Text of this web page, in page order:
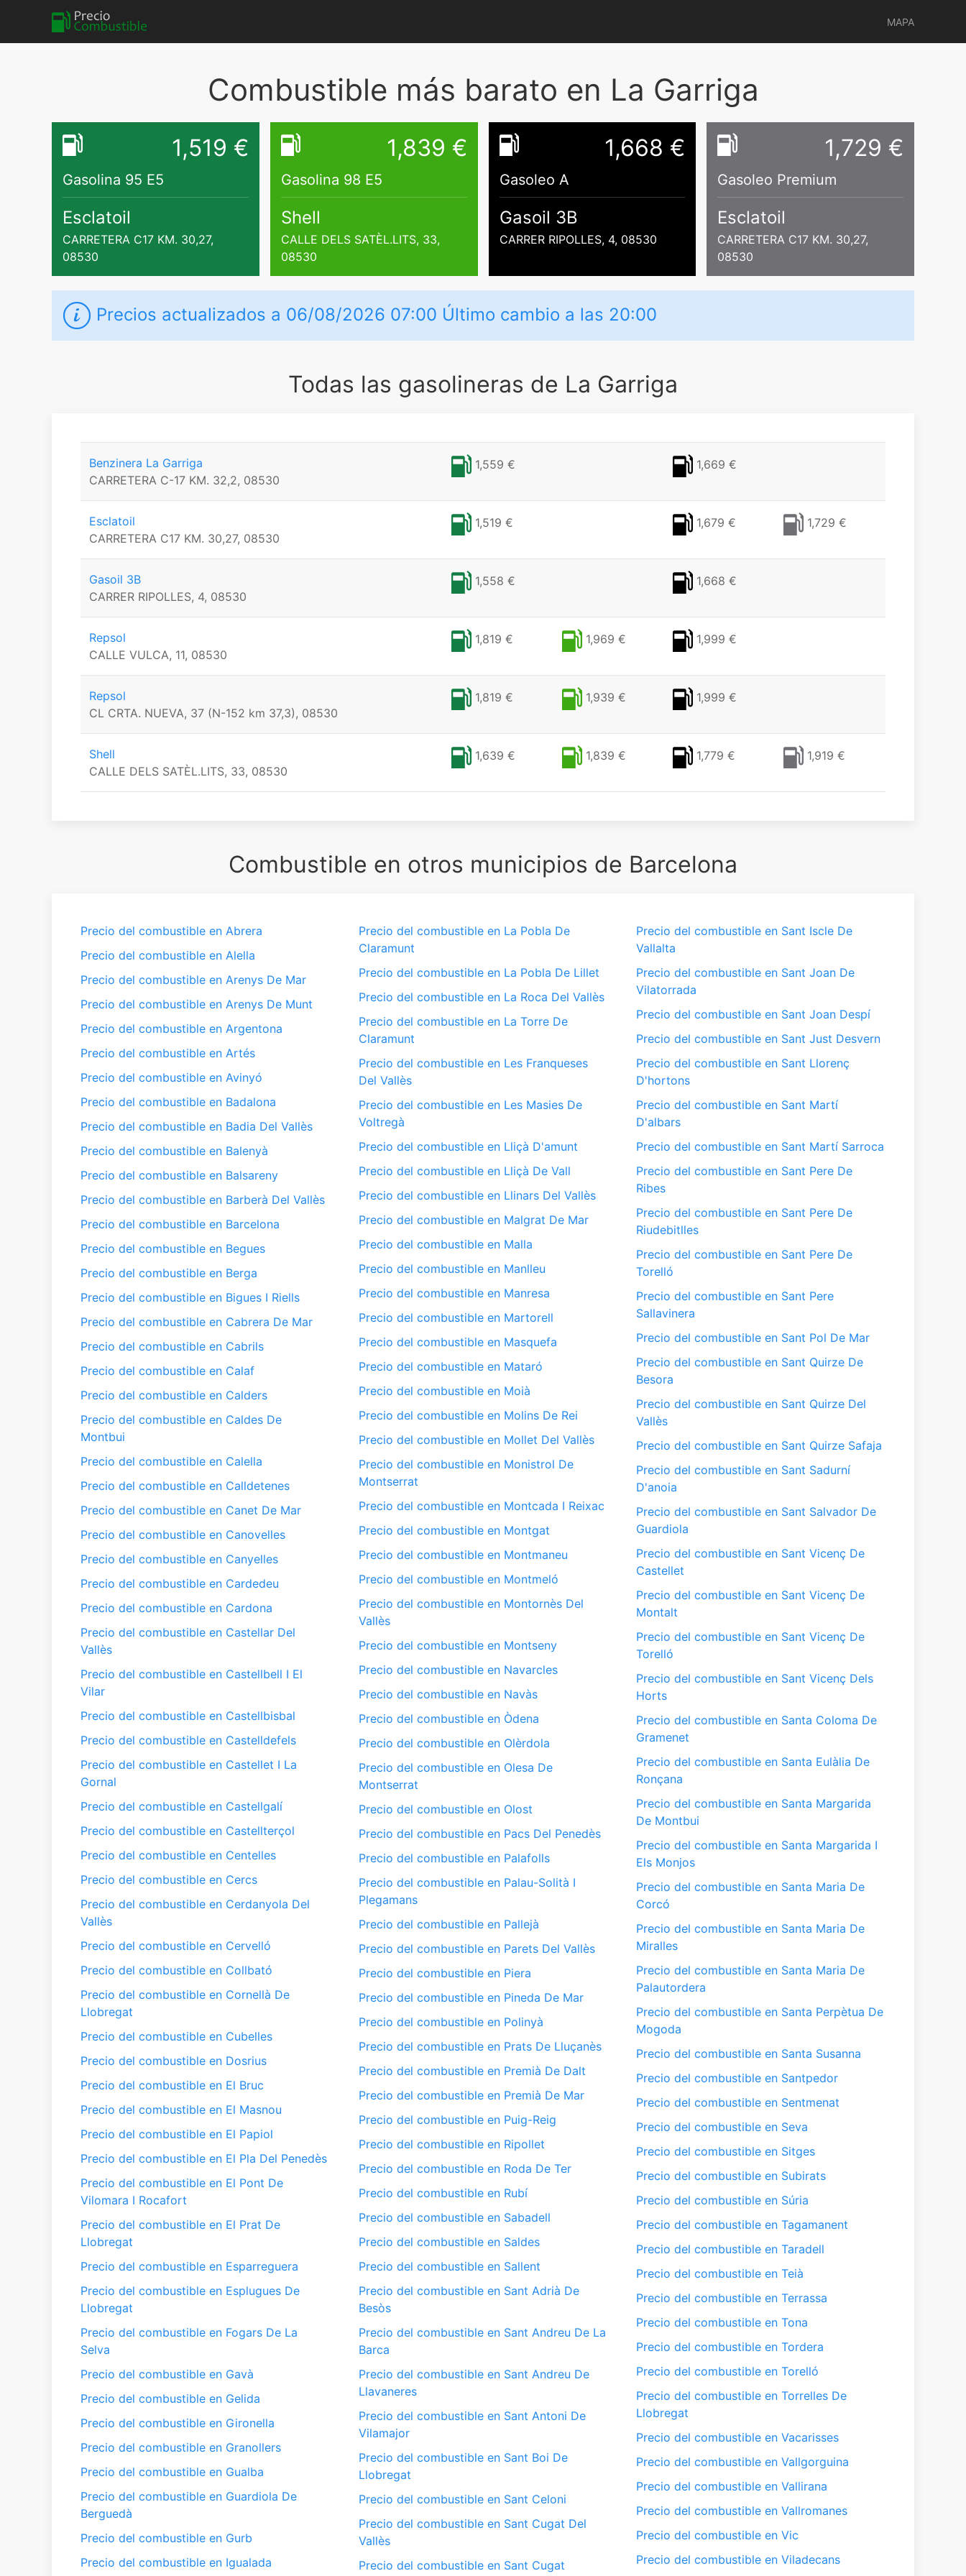
MAPA
Combustible más barato en La Garriga
1,519 €
Gasolina 95 E5
Esclatoil
CARRETERA C17 KM. 30,27,
08530
1,839 €
Gasolina 98 E5
Shell
CALLE DELS SATÈL.LITS, 33,
08530
1,668 €
Gasoleo A
Gasoil 3B
CARRER RIPOLLES, 4, 08530
1,729 €
Gasoleo Premium
Esclatoil
CARRETERA C17 KM. 30,27,
08530
Precios actualizados a 06/08/2026 07:00 Último cambio a las 20:00
Todas las gasolineras de La Garriga
Benzinera La Garriga
CARRETERA C-17 KM. 32,2, 08530
1,559 € 1,669 €
Esclatoil
CARRETERA C17 KM. 30,27, 08530
1,519 € 1,679 € 1,729 €
Gasoil 3B
CARRER RIPOLLES, 4, 08530
1,558 € 1,668 €
Repsol
CALLE VULCA, 11, 08530
1,819 € 1,969 € 1,999 €
Repsol
CL CRTA. NUEVA, 37 (N-152 km 37,3), 08530
1,819 € 1,939 € 1,999 €
Shell
CALLE DELS SATÈL.LITS, 33, 08530
1,639 € 1,839 € 1,779 € 1,919 €
Combustible en otros municipios de Barcelona
Precio del combustible en Abrera
Precio del combustible en Alella
Precio del combustible en Arenys De Mar
Precio del combustible en Arenys De Munt
Precio del combustible en Argentona
Precio del combustible en Artés
Precio del combustible en Avinyó
Precio del combustible en Badalona
Precio del combustible en Badia Del Vallès
Precio del combustible en Balenyà
Precio del combustible en Balsareny
Precio del combustible en Barberà Del Vallès
Precio del combustible en Barcelona
Precio del combustible en Begues
Precio del combustible en Berga
Precio del combustible en Bigues I Riells
Precio del combustible en Cabrera De Mar
Precio del combustible en Cabrils
Precio del combustible en Calaf
Precio del combustible en Calders
Precio del combustible en Caldes De
Montbui
Precio del combustible en Calella
Precio del combustible en Calldetenes
Precio del combustible en Canet De Mar
Precio del combustible en Canovelles
Precio del combustible en Canyelles
Precio del combustible en Cardedeu
Precio del combustible en Cardona
Precio del combustible en Castellar Del
Vallès
Precio del combustible en Castellbell I El
Vilar
Precio del combustible en Castellbisbal
Precio del combustible en Castelldefels
Precio del combustible en Castellet I La
Gornal
Precio del combustible en Castellgalí
Precio del combustible en Castellterçol
Precio del combustible en Centelles
Precio del combustible en Cercs
Precio del combustible en Cerdanyola Del
Vallès
Precio del combustible en Cervelló
Precio del combustible en Collbató
Precio del combustible en Cornellà De
Llobregat
Precio del combustible en Cubelles
Precio del combustible en Dosrius
Precio del combustible en El Bruc
Precio del combustible en El Masnou
Precio del combustible en El Papiol
Precio del combustible en El Pla Del Penedès
Precio del combustible en El Pont De
Vilomara I Rocafort
Precio del combustible en El Prat De
Llobregat
Precio del combustible en Esparreguera
Precio del combustible en Esplugues De
Llobregat
Precio del combustible en Fogars De La
Selva
Precio del combustible en Gavà
Precio del combustible en Gelida
Precio del combustible en Gironella
Precio del combustible en Granollers
Precio del combustible en Gualba
Precio del combustible en Guardiola De
Berguedà
Precio del combustible en Gurb
Precio del combustible en Igualada
Precio del combustible en La Pobla De
Claramunt
Precio del combustible en La Pobla De Lillet
Precio del combustible en La Roca Del Vallès
Precio del combustible en La Torre De
Claramunt
Precio del combustible en Les Franqueses
Del Vallès
Precio del combustible en Les Masies De
Voltregà
Precio del combustible en Lliçà D'amunt
Precio del combustible en Lliçà De Vall
Precio del combustible en Llinars Del Vallès
Precio del combustible en Malgrat De Mar
Precio del combustible en Malla
Precio del combustible en Manlleu
Precio del combustible en Manresa
Precio del combustible en Martorell
Precio del combustible en Masquefa
Precio del combustible en Mataró
Precio del combustible en Moià
Precio del combustible en Molins De Rei
Precio del combustible en Mollet Del Vallès
Precio del combustible en Monistrol De
Montserrat
Precio del combustible en Montcada I Reixac
Precio del combustible en Montgat
Precio del combustible en Montmaneu
Precio del combustible en Montmeló
Precio del combustible en Montornès Del
Vallès
Precio del combustible en Montseny
Precio del combustible en Navarcles
Precio del combustible en Navàs
Precio del combustible en Òdena
Precio del combustible en Olèrdola
Precio del combustible en Olesa De
Montserrat
Precio del combustible en Olost
Precio del combustible en Pacs Del Penedès
Precio del combustible en Palafolls
Precio del combustible en Palau-Solità I
Plegamans
Precio del combustible en Pallejà
Precio del combustible en Parets Del Vallès
Precio del combustible en Piera
Precio del combustible en Pineda De Mar
Precio del combustible en Polinyà
Precio del combustible en Prats De Lluçanès
Precio del combustible en Premià De Dalt
Precio del combustible en Premià De Mar
Precio del combustible en Puig-Reig
Precio del combustible en Ripollet
Precio del combustible en Roda De Ter
Precio del combustible en Rubí
Precio del combustible en Sabadell
Precio del combustible en Saldes
Precio del combustible en Sallent
Precio del combustible en Sant Adrià De
Besòs
Precio del combustible en Sant Andreu De La
Barca
Precio del combustible en Sant Andreu De
Llavaneres
Precio del combustible en Sant Antoni De
Vilamajor
Precio del combustible en Sant Boi De
Llobregat
Precio del combustible en Sant Celoni
Precio del combustible en Sant Cugat Del
Vallès
Precio del combustible en Sant Cugat
Precio del combustible en Sant Iscle De
Vallalta
Precio del combustible en Sant Joan De
Vilatorrada
Precio del combustible en Sant Joan Despí
Precio del combustible en Sant Just Desvern
Precio del combustible en Sant Llorenç
D'hortons
Precio del combustible en Sant Martí
D'albars
Precio del combustible en Sant Martí Sarroca
Precio del combustible en Sant Pere De
Ribes
Precio del combustible en Sant Pere De
Riudebitlles
Precio del combustible en Sant Pere De
Torelló
Precio del combustible en Sant Pere
Sallavinera
Precio del combustible en Sant Pol De Mar
Precio del combustible en Sant Quirze De
Besora
Precio del combustible en Sant Quirze Del
Vallès
Precio del combustible en Sant Quirze Safaja
Precio del combustible en Sant Sadurní
D'anoia
Precio del combustible en Sant Salvador De
Guardiola
Precio del combustible en Sant Vicenç De
Castellet
Precio del combustible en Sant Vicenç De
Montalt
Precio del combustible en Sant Vicenç De
Torelló
Precio del combustible en Sant Vicenç Dels
Horts
Precio del combustible en Santa Coloma De
Gramenet
Precio del combustible en Santa Eulàlia De
Ronçana
Precio del combustible en Santa Margarida
De Montbui
Precio del combustible en Santa Margarida I
Els Monjos
Precio del combustible en Santa Maria De
Corcó
Precio del combustible en Santa Maria De
Miralles
Precio del combustible en Santa Maria De
Palautordera
Precio del combustible en Santa Perpètua De
Mogoda
Precio del combustible en Santa Susanna
Precio del combustible en Santpedor
Precio del combustible en Sentmenat
Precio del combustible en Seva
Precio del combustible en Sitges
Precio del combustible en Subirats
Precio del combustible en Súria
Precio del combustible en Tagamanent
Precio del combustible en Taradell
Precio del combustible en Teià
Precio del combustible en Terrassa
Precio del combustible en Tona
Precio del combustible en Tordera
Precio del combustible en Torelló
Precio del combustible en Torrelles De
Llobregat
Precio del combustible en Vacarisses
Precio del combustible en Vallgorguina
Precio del combustible en Vallirana
Precio del combustible en Vallromanes
Precio del combustible en Vic
Precio del combustible en Viladecans